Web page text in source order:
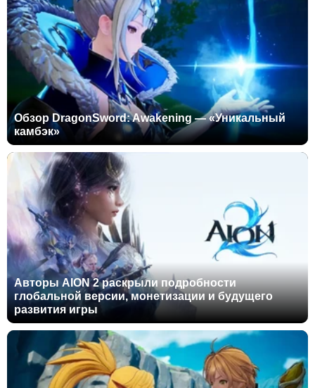
Обзор DragonSword: Awakening — «Уникальный
камбэк»
Авторы AION 2 раскрыли подробности
глобальной версии, монетизации и будущего
развития игры